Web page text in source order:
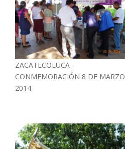
ZACATECOLUCA -
CONMEMORACIÓN 8 DE MARZO
2014